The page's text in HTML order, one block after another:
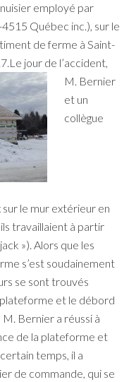
employé par
Québec inc.), sur le
de ferme à Saint-
Le jour de l’accident,
M. Bernier
et un
collègue
sur le mur extérieur en
travaillaient à partir
»). Alors que les
s’est soudainement
se sont trouvés
et le débord
Bernier a réussi à
de la plateforme et
temps, il a
de commande, qui se